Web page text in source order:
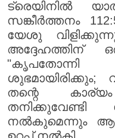
ട്രെയിനിൽ
സങ്കീർത്തനം
യേശു
അദ്ദേഹത്തിന്
"കൃപതോന്നി
തന്റെ
തനിക്കുവേണ്ടി
നൽകുമെന്നും ആ